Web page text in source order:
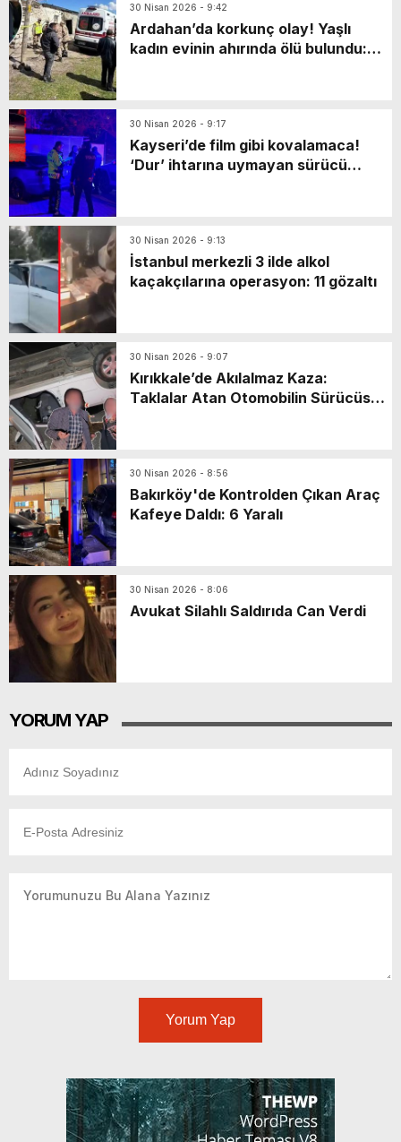
30 Nisan 2026 - 9:42
Ardahan’da korkunç olay! Yaşlı
kadın evinin ahırında ölü bulundu:
30 Nisan 2026 - 9:17
Kayseri’de film gibi kovalamaca!
‘Dur’ ihtarına uymayan sürücü
30 Nisan 2026 - 9:13
İstanbul merkezli 3 ilde alkol
kaçakçılarına operasyon: 11 gözaltı
30 Nisan 2026 - 9:07
Kırıkkale’de Akılalmaz Kaza:
Taklalar Atan Otomobilin Sürücüsü
30 Nisan 2026 - 8:56
Bakırköy'de Kontrolden Çıkan Araç
Kafeye Daldı: 6 Yaralı
30 Nisan 2026 - 8:06
Avukat Silahlı Saldırıda Can Verdi
YORUM YAP
Yorum Yap